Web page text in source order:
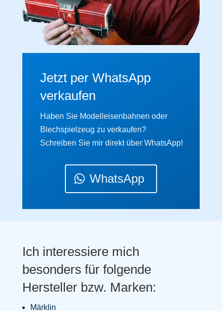
Jetzt per WhatsApp
verkaufen
Haben Sie Modelleisenbahnen oder
Blechspielzeug zu verkaufen?
Schreiben Sie mir direkt über WhatsApp!
WhatsApp
Ich interessiere mich
besonders für folgende
Hersteller bzw. Marken:
Märklin